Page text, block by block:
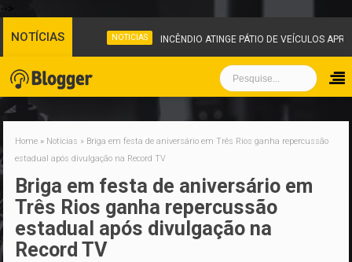
-->
NOTÍCIAS NOTICIAS INCÊNDIO ATINGE PÁTIO DE VEÍCULOS
Home » Noticias » Briga em festa de aniversário em Três Rios ganha repercussão
estadual após divulgação na Record TV
Briga em festa de aniversário em
Três Rios ganha repercussão
estadual após divulgação na
Record TV